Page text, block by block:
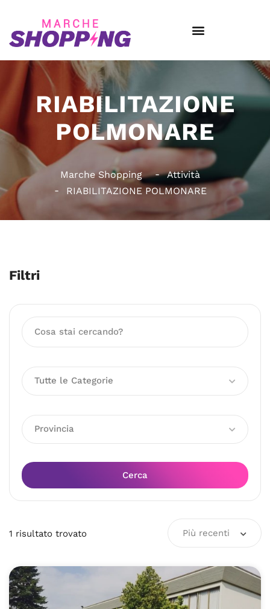
RIABILITAZIONE
POLMONARE
Marche Shopping
Attività
RIABILITAZIONE POLMONARE
Filtri
Tutte le Categorie
Provincia
Cerca
1 risultato trovato Più recenti